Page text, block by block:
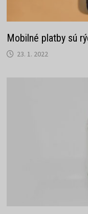
Mobilné platby sú
23. 1. 2022